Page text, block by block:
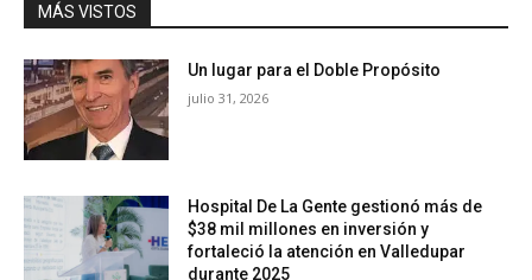
MÁS VISTOS
Un lugar para el Doble Propósito
julio 31, 2026
Hospital De La Gente gestionó más de
$38 mil millones en inversión y
fortaleció la atención en Valledupar
durante 2025